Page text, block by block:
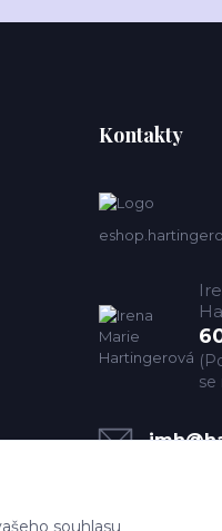
Kontakty
se
souhlasu